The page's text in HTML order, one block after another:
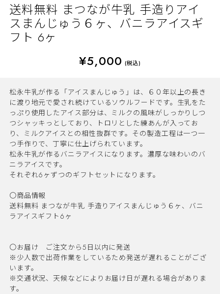
送料無料 まつなが牛乳 手造りアイ
スまんじゅう６ヶ、バニラアイスギ
フト 6ヶ
¥5,000 (税込)
松永牛乳が作る「アイスまんじゅう」は、６０年以上の長き
に渡り地元で愛され続けているソウルフードです。生乳をた
っぷり使用したアイス部分は、ミルクの風味がしっかりしつ
つシャッキっとしており、トロリとした練あんが入ってお
り、ミルクアイスとの相性抜群です。その製造工程は一つ一
つ手作りで、丁寧に仕上げられています。
松永牛乳が作るバニラアイスになります。濃厚な味わいのバ
ニラアイスです。
それぞれ6ヶずつのギフトセットになります。
〇商品情報
送料無料 まつなが牛乳 手造りアイスまんじゅう６ヶ、バニ
ラアイスギフト6ヶ
〇お届け ご注文から5日以内に発送
※少人数で出荷作業をしているため発送が遅れることがござ
います。
※交通状況、天候などによりお届け日が遅れる場合がありま
す。